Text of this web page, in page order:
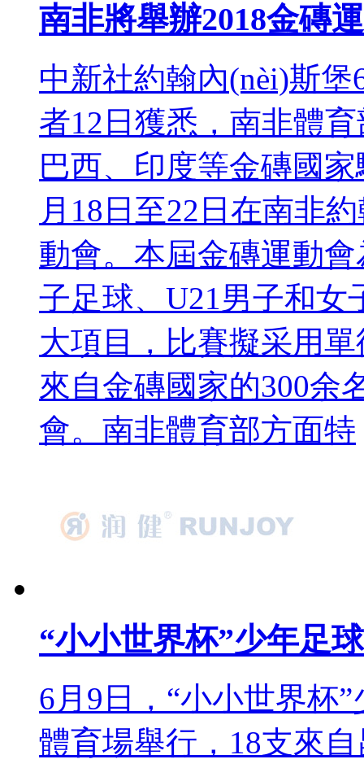
南非將舉辦2018金磚
中新社約翰內(nèi)斯
者12日獲悉，南非體
巴西、印度等金磚國家
月18日至22日在南非
動會。本屆金磚運動會
子足球、U21男子和
大項目，比賽擬采用單
來自金磚國家的300余
會。南非體育部方面特
“小小世界杯”少年足
6月9日，“小小世界
體育場舉行，18支來自